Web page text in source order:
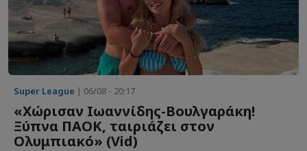
Super League | 06/08 - 20:17
«Χώρισαν Ιωαννίδης-Βουλγαράκη!
Ξύπνα ΠΑΟΚ, ταιριάζει στον
Ολυμπιακό» (Vid)